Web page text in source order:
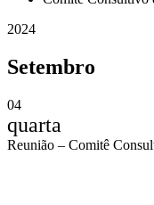
2024
Setembro
04
quarta
Reunião – Comitê